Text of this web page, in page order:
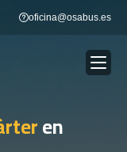
oficina@osabus.es
Show dropdown
en